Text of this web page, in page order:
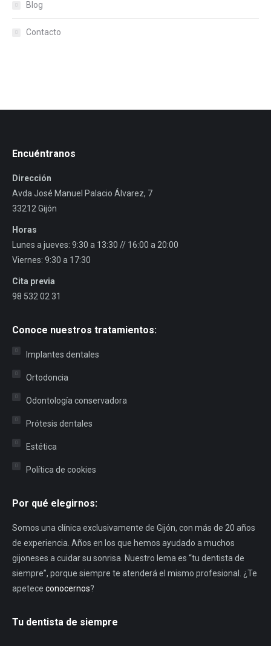
Blog
Contacto
Encuéntranos
Dirección
Avda José Manuel Palacio Álvarez, 7
33212 Gijón
Horas
Lunes a jueves: 9:30 a 13:30 // 16:00 a 20:00
Viernes: 9:30 a 17:30
Cita previa
98 532 02 31
Conoce nuestros tratamientos:
Implantes dentales
Ortodoncia
Odontología conservadora
Prótesis dentales
Estética
Política de cookies
Por qué elegirnos:
Somos una clínica exclusivamente de Gijón, con más de 20 años
de experiencia. Años en los que hemos ayudado a muchos
gijoneses a cuidar su sonrisa. Nuestro lema es “tu dentista de
siempre”, porque siempre te atenderá el mismo profesional. ¿Te
apetece conocernos?
Tu dentista de siempre